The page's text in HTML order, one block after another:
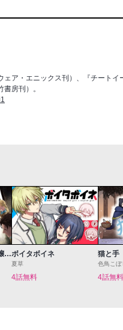
ェア・エニックス刊）、『チートイ
房刊）。
ロメリア戦記〜伯爵令嬢、魔王を倒した後も人類やばそうだから軍隊組織する〜ボイタボイネ
夏草
4話無料
猫と手
色鳥こぼ
4話無料